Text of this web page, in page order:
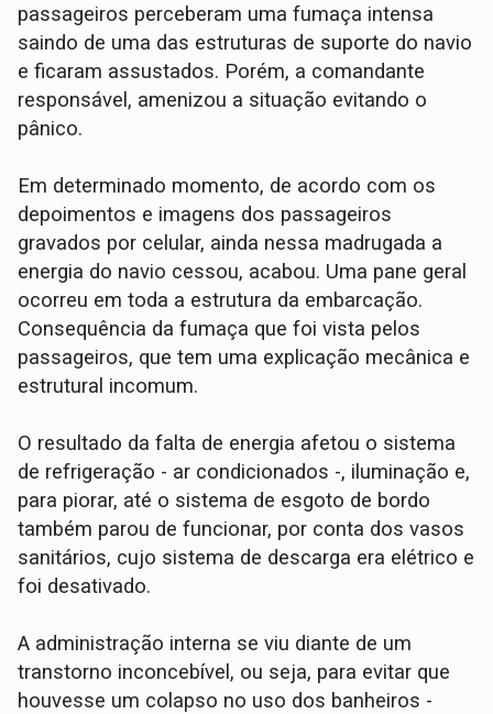
passageiros perceberam uma fumaça intensa
saindo de uma das estruturas de suporte do navio
e ficaram assustados. Porém, a comandante
responsável, amenizou a situação evitando o
pânico.
Em determinado momento, de acordo com os
depoimentos e imagens dos passageiros
gravados por celular, ainda nessa madrugada a
energia do navio cessou, acabou. Uma pane geral
ocorreu em toda a estrutura da embarcação.
Consequência da fumaça que foi vista pelos
passageiros, que tem uma explicação mecânica e
estrutural incomum.
O resultado da falta de energia afetou o sistema
de refrigeração - ar condicionados -, iluminação e,
para piorar, até o sistema de esgoto de bordo
também parou de funcionar, por conta dos vasos
sanitários, cujo sistema de descarga era elétrico e
foi desativado.
A administração interna se viu diante de um
transtorno inconcebível, ou seja, para evitar que
houvesse um colapso no uso dos banheiros -